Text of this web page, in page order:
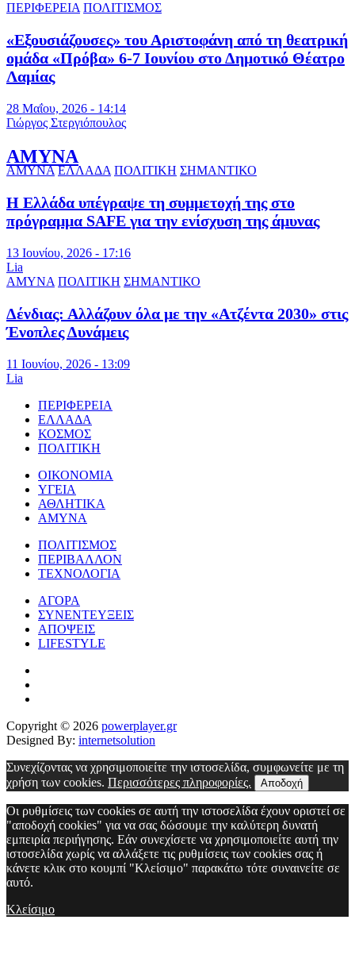
ΠΕΡΙΦΕΡΕΙΑ ΠΟΛΙΤΙΣΜΟΣ
«Εξουσιάζουσες» του Αριστοφάνη από τη θεατρική
ομάδα «Πρόβα» 6-7 Ιουνίου στο Δημοτικό Θέατρο
Λαμίας
28 Μαΐου, 2026 - 14:14
Γιώργος Στεργιόπουλος
ΑΜΥΝΑ
ΑΜΥΝΑ ΕΛΛΑΔΑ ΠΟΛΙΤΙΚΗ ΣΗΜΑΝΤΙΚΟ
Η Ελλάδα υπέγραψε τη συμμετοχή της στο
πρόγραμμα SAFE για την ενίσχυση της άμυνας
13 Ιουνίου, 2026 - 17:16
Lia
ΑΜΥΝΑ ΠΟΛΙΤΙΚΗ ΣΗΜΑΝΤΙΚΟ
Δένδιας: Αλλάζουν όλα με την «Ατζέντα 2030» στις
Ένοπλες Δυνάμεις
11 Ιουνίου, 2026 - 13:09
Lia
ΠΕΡΙΦΕΡΕΙΑ
ΕΛΛΑΔΑ
ΚΟΣΜΟΣ
ΠΟΛΙΤΙΚΗ
ΟΙΚΟΝΟΜΙΑ
ΥΓΕΙΑ
ΑΘΛΗΤΙΚΑ
ΑΜΥΝΑ
ΠΟΛΙΤΙΣΜΟΣ
ΠΕΡΙΒΑΛΛΟΝ
ΤΕΧΝΟΛΟΓΙΑ
ΑΓΟΡΑ
ΣΥΝΕΝΤΕΥΞΕΙΣ
ΑΠΟΨΕΙΣ
LIFESTYLE
Copyright © 2026 powerplayer.gr
Designed By: internetsolution
Συνεχίζοντας να χρησιμοποιείτε την ιστοσελίδα, συμφωνείτε με τη
χρήση των cookies. Περισσότερες πληροφορίες. Αποδοχή
Οι ρυθμίσεις των cookies σε αυτή την ιστοσελίδα έχουν οριστεί σε
"αποδοχή cookies" για να σας δώσουμε την καλύτερη δυνατή
εμπειρία περιήγησης. Εάν συνεχίσετε να χρησιμοποιείτε αυτή την
ιστοσελίδα χωρίς να αλλάξετε τις ρυθμίσεις των cookies σας ή
κάνετε κλικ στο κουμπί "Κλείσιμο" παρακάτω τότε συναινείτε σε
αυτό.
Κλείσιμο